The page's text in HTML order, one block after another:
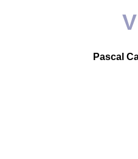
Pascal